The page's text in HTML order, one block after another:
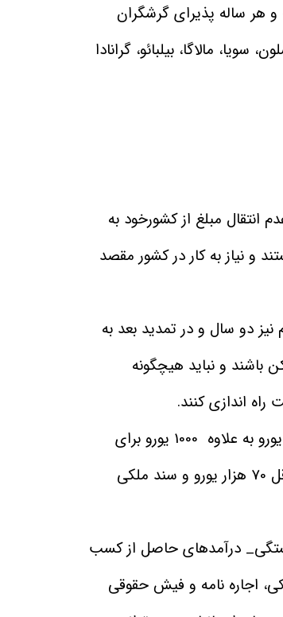
هر ساله پذیرای گرشگران
سویا، مالاگا، بیلبائو، گرانادا
مبلغ از کشورخود به
و نیاز به کار در کشور مقصد
دو سال و در تمدید بعد به
شود که 6 ماه در سال را در اسپانیا ساکن باشند و نباید هیچگونه
راه اندازی کنند.
مبلغ مورد نظر کشور اسپانیا برای افراد با شرایط اقامت تمکن مالی: درآمد ثابت سرپرست خانواده که باید حداقل 2500 یورو به علاوه 1000 یورو برای
همسر و 500 یورو برای هر فرزند در ماه باشد. همچنین داشتن سپرده حساب بانکی که به نام خود متقاضی به مبلغ حداقل 70 هزار یورو و سند ملکی
درآمدهای حاصل از کسب
اجاره نامه و فیش حقوقی